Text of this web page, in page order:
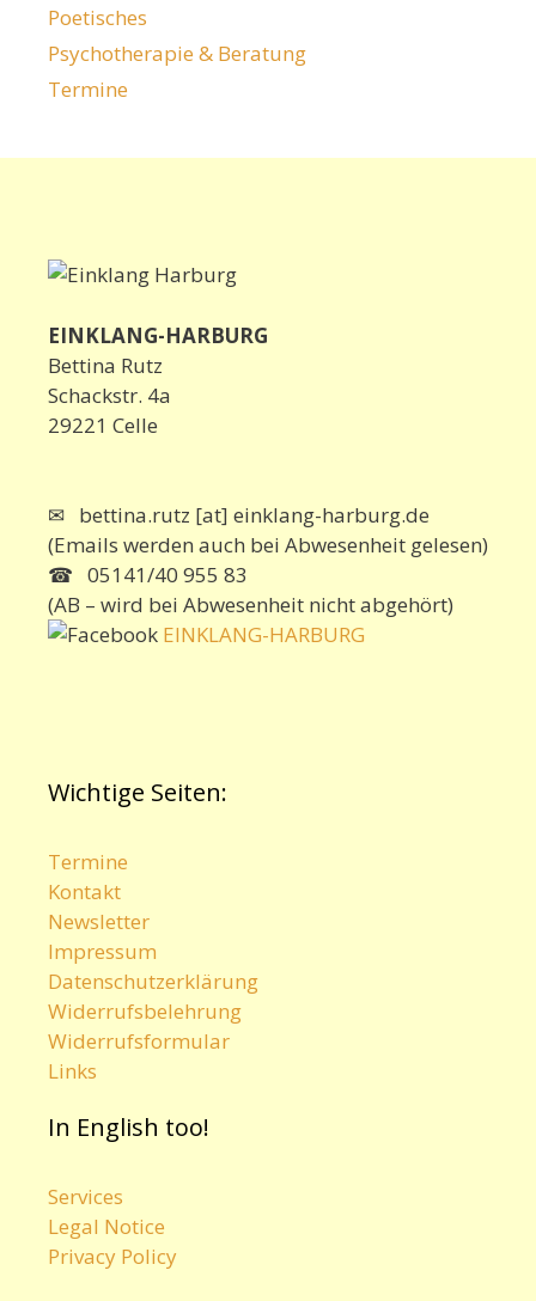
Poetisches
Psychotherapie & Beratung
Termine
EINKLANG-HARBURG
Bettina Rutz
Schackstr. 4a
29221 Celle
✉ bettina.rutz [at] einklang-harburg.de
(Emails werden auch bei Abwesenheit gelesen)
☎ 05141/40 955 83
(AB – wird bei Abwesenheit nicht abgehört)
EINKLANG-HARBURG
Wichtige Seiten:
Termine
Kontakt
Newsletter
Impressum
Datenschutzerklärung
Widerrufsbelehrung
Widerrufsformular
Links
In English too!
Services
Legal Notice
Privacy Policy